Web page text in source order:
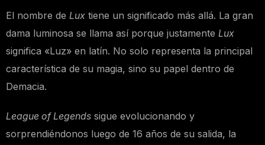
El nombre de Lux tiene un significado más allá. La gran
dama luminosa se llama así porque justamente Lux
significa «Luz» en latín. No solo representa la principal
característica de su magia, sino su papel dentro de
Demacia.
League of Legends sigue evolucionando y
sorprendiéndonos luego de 16 años de su salida, la